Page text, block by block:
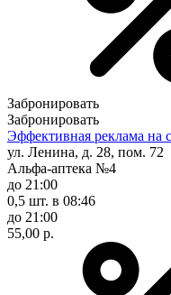
Забронировать
Забронировать
Эффективная реклама на
ул. Ленина, д. 28, пом. 72
Альфа-аптека №4
до 21:00
0,5 шт. в 08:46
до 21:00
55,00 р.